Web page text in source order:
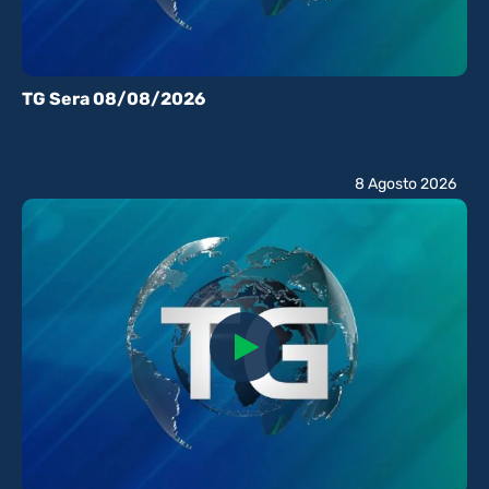
TG Sera 08/08/2026
8 Agosto 2026